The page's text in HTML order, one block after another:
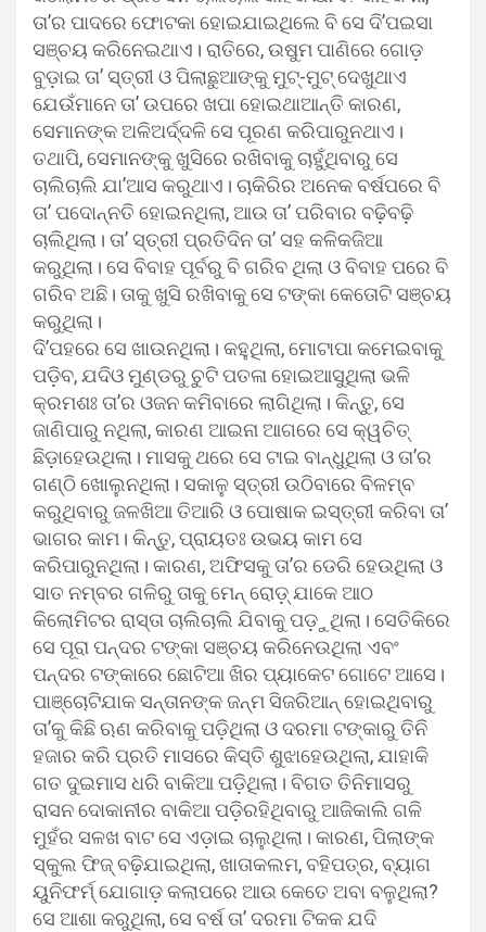
ତା’ର ପାଦରେ ଫୋଟକା ହୋଇଯାଇଥିଲେ ବି ସେ ଦି’ପଇସା
ସଞ୍ଚୟ କରିନେଇଥାଏ। ରାତିରେ, ଉଷୁମ ପାଣିରେ ଗୋଡ଼
ବୁଡ଼ାଇ ତା’ ସ୍ତ୍ରୀ ଓ ପିଲାଛୁଆଙ୍କୁ ମୁଟ୍‌-ମୁଟ୍ ଦେଖୁଥାଏ
ଯେଉଁମାନେ ତା’ ଉପରେ ଖପା ହୋଇଥାଆନ୍ତି କାରଣ,
ସେମାନଙ୍କ ଅଳିଅର୍ଦ୍ଦଳି ସେ ପୂରଣ କରିପାରୁନଥାଏ।
ତଥାପି, ସେମାନଙ୍କୁ ଖୁସିରେ ରଖିବାକୁ ଚାହୁଁଥିବାରୁ ସେ
ଚାଲିଚାଲି ଯା’ଆସ କରୁଥାଏ। ଚାକିରିର ଅନେକ ବର୍ଷପରେ ବି
ତା’ ପଦୋନ୍ନତି ହୋଇନଥିଲା, ଆଉ ତା’ ପରିବାର ବଢ଼ିବଢ଼ି
ଚାଲିଥିଲା। ତା’ ସ୍ତ୍ରୀ ପ୍ରତିଦିନ ତା’ ସହ କଳିକଜିଆ
କରୁଥିଲା। ସେ ବିବାହ ପୂର୍ବରୁ ବି ଗରିବ ଥିଲା ଓ ବିବାହ ପରେ ବି
ଗରିବ ଅଛି। ତାକୁ ଖୁସି ରଖିବାକୁ ସେ ଟଙ୍କା କେତୋଟି ସଞ୍ଚୟ
କରୁଥିଲା।
ଦି’ପହରେ ସେ ଖାଉନଥିଲା। କହୁଥିଲା, ମୋଟାପା କମେଇବାକୁ
ପଡ଼ିବ, ଯଦିଓ ମୁଣ୍ଡରୁ ଚୁଟି ପତଳା ହୋଇଆସୁଥିଲା ଭଳି
କ୍ରମଶଃ ତା’ର ଓଜନ କମିବାରେ ଲାଗିଥିଲା। କିନ୍ତୁ, ସେ
ଜାଣିପାରୁ ନଥିଲା, କାରଣ ଆଇନା ଆଗରେ ସେ କ୍ୱଚିତ୍
ଛିଡ଼ାହେଉଥିଲା। ମାସକୁ ଥରେ ସେ ଟାଇ ବାନ୍ଧୁଥିଲା ଓ ତା’ର
ଗଣ୍ଠି ଖୋଲୁନଥିଲା। ସକାଳୁ ସ୍ତ୍ରୀ ଉଠିବାରେ ବିଳମ୍ବ
କରୁଥିବାରୁ ଜଳଖିଆ ତିଆରି ଓ ପୋଷାକ ଇସ୍ତ୍ରୀ କରିବା ତା’
ଭାଗର କାମ। କିନ୍ତୁ, ପ୍ରାୟତଃ ଉଭୟ କାମ ସେ
କରିପାରୁନଥିଲା। କାରଣ, ଅଫିସକୁ ତା’ର ଡେରି ହେଉଥିଲା ଓ
ସାତ ନମ୍ବର ଗଳିରୁ ତାକୁ ମେନ୍ ରୋଡ଼୍ ଯାକେ ଆଠ
କିଲୋମିଟର ରାସ୍ତା ଚାଲିଚାଲି ଯିବାକୁ ପଡ଼ୁଥିଲା। ସେତିକିରେ
ସେ ପୂରା ପନ୍ଦର ଟଙ୍କା ସଞ୍ଚୟ କରିନେଉଥିଲା ଏବଂ
ପନ୍ଦର ଟଙ୍କାରେ ଛୋଟିଆ ଖିର ପ୍ୟାକେଟ ଗୋଟେ ଆସେ।
ପାଞ୍ଚୋଟିଯାକ ସନ୍ତାନଙ୍କ ଜନ୍ମ ସିଜରିଆନ୍ ହୋଇଥିବାରୁ
ତା’କୁ କିଛି ଋଣ କରିବାକୁ ପଡ଼ିଥିଲା ଓ ଦରମା ଟଙ୍କାରୁ ତିନି
ହଜାର କରି ପ୍ରତି ମାସରେ କିସ୍ତି ଶୁଝାହେଉଥିଲା, ଯାହାକି
ଗତ ଦୁଇମାସ ଧରି ବାକିଆ ପଡ଼ିଥିଲା। ବିଗତ ତିନିମାସରୁ
ରାସନ ଦୋକାନୀର ବାକିଆ ପଡ଼ିରହିଥିବାରୁ ଆଜିକାଲି ଗଳି
ମୁହଁର ସଳଖ ବାଟ ସେ ଏଡ଼ାଇ ଚାଲୁଥିଲା। କାରଣ, ପିଲାଙ୍କ
ସ୍କୁଲ ଫିଜ୍ ବଢ଼ିଯାଇଥିଲା, ଖାତାକଲମ, ବହିପତ୍ର, ବ୍ୟାଗ
ୟୁନିଫର୍ମ୍ ଯୋଗାଡ଼ କଲାପରେ ଆଉ କେତେ ଅବା ବଳୁଥିଲା?
ସେ ଆଶା କରୁଥିଲା, ସେ ବର୍ଷ ତା’ ଦରମା ଟିକକ ଯଦି